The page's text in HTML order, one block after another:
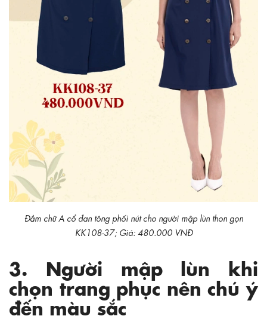
Đầm chữ A cổ đan tông phối nút cho người mập lùn thon gọn
KK108-37; Giá: 480.000 VNĐ
3. Người mập lùn khi
chọn trang phục nên chú ý
đến màu sắc